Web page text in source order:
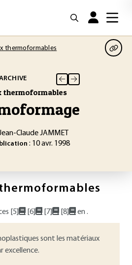
thermoformables
thermoformables
Claude JAMMET
: 10 avr. 1998
[5] [6] [7] [8] en .
sont les matériaux
excellence.